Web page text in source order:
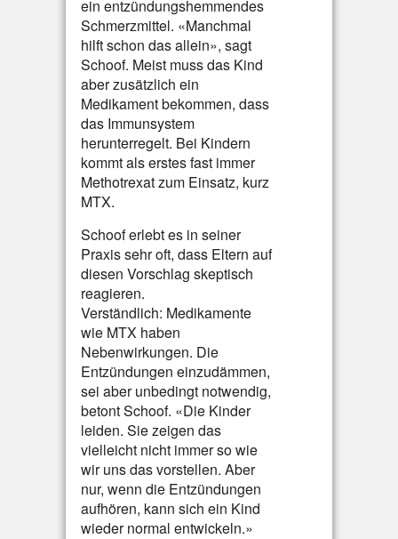
ein entzündungshemmendes
Schmerzmittel. «Manchmal
hilft schon das allein», sagt
Schoof. Meist muss das Kind
aber zusätzlich ein
Medikament bekommen, dass
das Immunsystem
herunterregelt. Bei Kindern
kommt als erstes fast immer
Methotrexat zum Einsatz, kurz
MTX.
Schoof erlebt es in seiner
Praxis sehr oft, dass Eltern auf
diesen Vorschlag skeptisch
reagieren.
Verständlich: Medikamente
wie MTX haben
Nebenwirkungen. Die
Entzündungen einzudämmen,
sei aber unbedingt notwendig,
betont Schoof. «Die Kinder
leiden. Sie zeigen das
vielleicht nicht immer so wie
wir uns das vorstellen. Aber
nur, wenn die Entzündungen
aufhören, kann sich ein Kind
wieder normal entwickeln.»